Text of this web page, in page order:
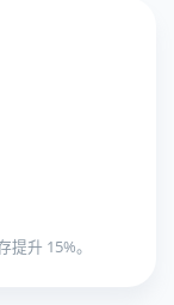
升 15%。